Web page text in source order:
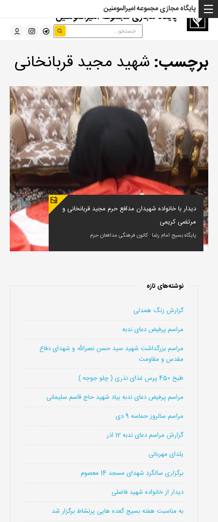
پایگاه مجازی مجموعه امیرالمومنین
پایگاه مجازی مجموعه امیرالمومنین
برچسب: شهید مجید قربانخانی
دیدار با خانواده شهیدان مدافع حرم مجید قربانخانی و
مرتضی کریمی
پایگاه بسیج امام رضا, کانون فرهنگی مدافعان حرم
نوشته‌های تازه
گزارش زنگ همدلی
مراسم پرفیض دعای ندبه
مراسم بزرگداشت شهید سید حسن نصرالله و شهدای دفاع
مقدس و مقاومت
طبخ 450 پرس غذای نذری ( چلو جوجه )
مراسم پرفیض دعای ندبه بیاد شهید حاج قاسم سلیمانی
مراسم سالروز حماسه 9 دی
گزارش مراسم دعای ندبه 12 اذر
یلدای مهربانی
برگزاری سالگرد شهدای مسجد 14 معصوم
دیدار از خانواده شهید فاضلی
به مناسبت هفته بسیج گعده هایی پرنشاط برگزار شد